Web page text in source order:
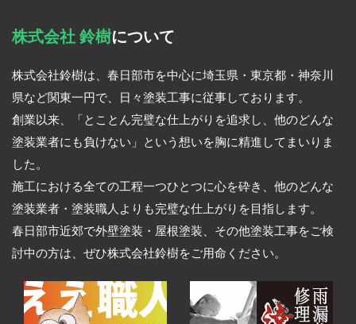
株式会社 鈴樹について
株式会社鈴樹は、春日部市を中心に埼玉県・東京都・神奈川
県など関東一円で、日々塗装工事に従事しております。
創業以来、「とことん完璧な仕上がりを追求し、他のどんな
塗装業者にも負けない」という想いを胸に精進してまいりま
した。
施工における全ての工程一つひとつに心を砕き、他のどんな
塗装業者・塗装職人よりも完璧な仕上がりを目指します。
春日部市近郊で外壁塗装・屋根塗装、その他塗装工事をご検
討中の方は、ぜひ株式会社鈴樹をご用命ください。